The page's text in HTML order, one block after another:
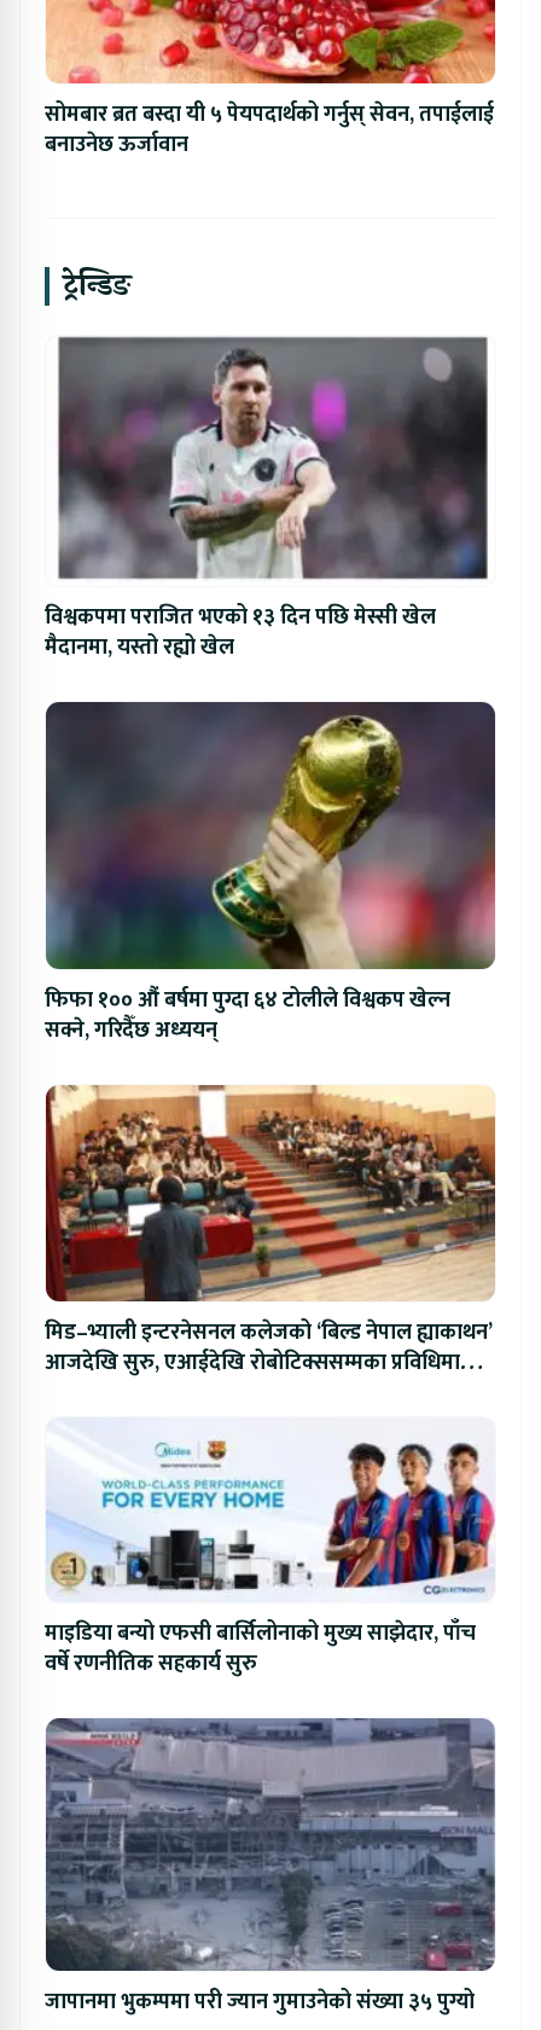
सोमबार ब्रत बस्दा यी ५ पेयपदार्थको गर्नुस् सेवन, तपाईलाई
बनाउनेछ ऊर्जावान
ट्रेन्डिङ
विश्वकपमा पराजित भएको १३ दिन पछि मेस्सी खेल
मैदानमा, यस्तो रह्यो खेल
फिफा १०० औं बर्षमा पुग्दा ६४ टोलीले विश्वकप खेल्न
सक्ने, गरिदैँछ अध्ययन्
मिड–भ्याली इन्टरनेसनल कलेजको ‘बिल्ड नेपाल ह्याकाथन’
आजदेखि सुरु, एआईदेखि रोबोटिक्ससम्मका प्रविधिमा
माइडिया बन्यो एफसी बार्सिलोनाको मुख्य साझेदार, पाँच
वर्षे रणनीतिक सहकार्य सुरु
जापानमा भुकम्पमा परी ज्यान गुमाउनेको संख्या ३५ पुग्यो